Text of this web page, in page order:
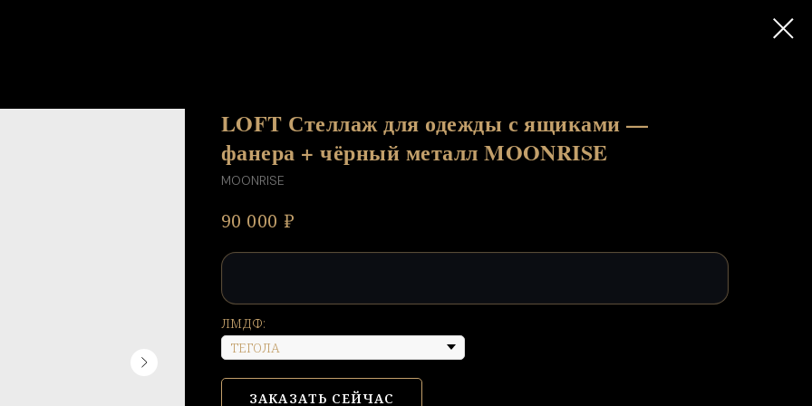
LOFT Стеллаж для одежды с ящиками —
фанера + чёрный металл MOONRISE
MOONRISE
90 000 ₽
ЛМДФ:
ЗАКАЗАТЬ СЕЙЧАС